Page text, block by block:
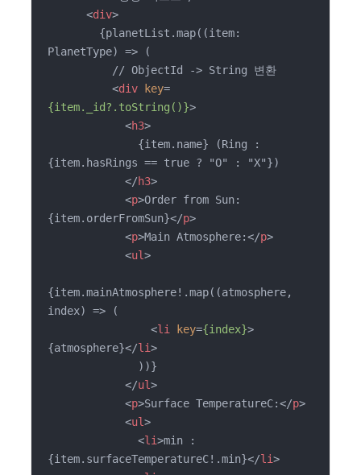
<div>
PlanetType) => (
<div key=
{item._id?.toString()}>
<h3>
{item.hasRings == true ? "O" : "X"})
</h3>
<p>Order from Sun:
{item.orderFromSun}</p>
<p>Main Atmosphere:</p>
<ul>
{item.mainAtmosphere!.map((atmosphere,
index) => (
<li key={index}>
{atmosphere}</li>
</ul>
<p>Surface TemperatureC:</p>
<ul>
<li>min :
{item.surfaceTemperatureC!.min}</li>